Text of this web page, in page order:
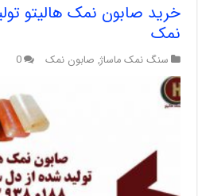
خرید صابون نمک هالیتو
نمک
سنگ نمک ماساژ, صابون نمک 0